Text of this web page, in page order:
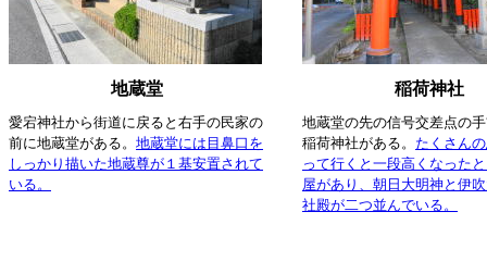
地蔵堂 稲荷神社
愛宕神社から街道に戻ると右手の民家の
前に地蔵堂がある。 地蔵堂には目鼻口を
しっかり描いた地蔵尊が１基安置されて
いる。
地蔵堂の先の信号交差点の
稲荷神社がある。 たくさん
って行くと一段高くなった
屋があり、朝日大明神と伊
社殿が二つ並んでいる。